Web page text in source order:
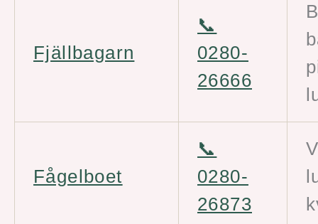
Fjällbagarn
📞
0280-
26666
Fågelboet
📞
0280-
26873